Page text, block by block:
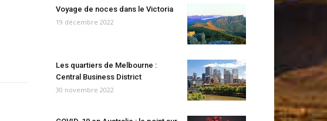
Voyage de noces dans le Victoria
19 décembre 2022
Les quartiers de Melbourne :
Central Business District
30 novembre 2022